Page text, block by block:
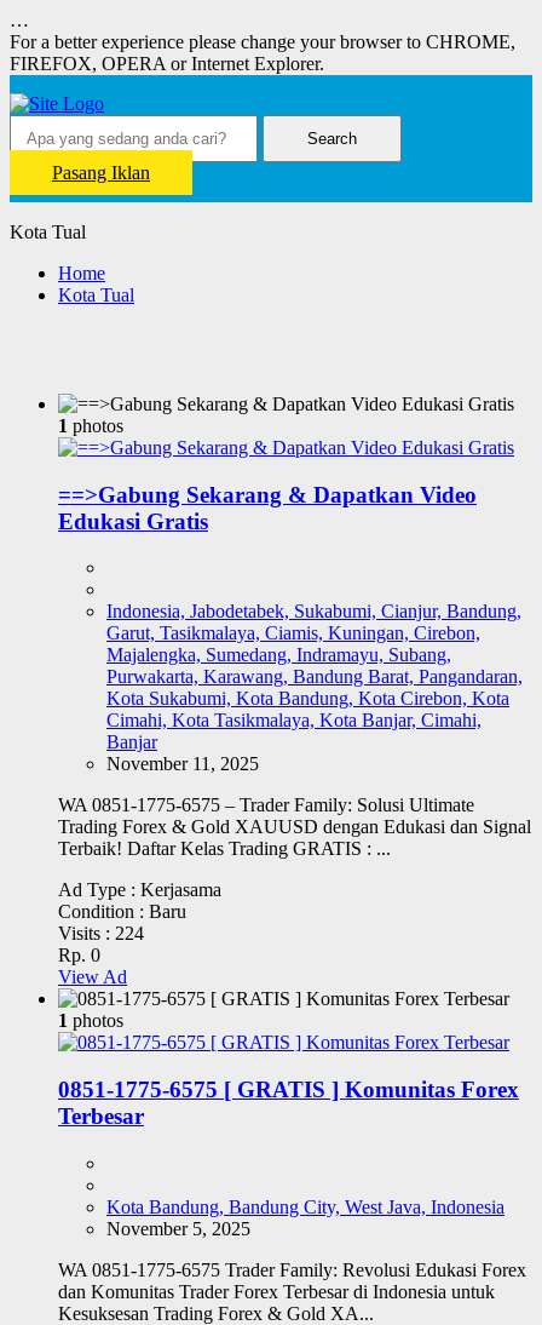
…
For a better experience please change your browser to CHROME,
FIREFOX, OPERA or Internet Explorer.
Search
Pasang Iklan
Kota Tual
Home
Kota Tual
1 photos
==>Gabung Sekarang & Dapatkan Video
Edukasi Gratis
Indonesia, Jabodetabek, Sukabumi, Cianjur, Bandung,
Garut, Tasikmalaya, Ciamis, Kuningan, Cirebon,
Majalengka, Sumedang, Indramayu, Subang,
Purwakarta, Karawang, Bandung Barat, Pangandaran,
Kota Sukabumi, Kota Bandung, Kota Cirebon, Kota
Cimahi, Kota Tasikmalaya, Kota Banjar, Cimahi,
Banjar
November 11, 2025
WA 0851-1775-6575 – Trader Family: Solusi Ultimate
Trading Forex & Gold XAUUSD dengan Edukasi dan Signal
Terbaik! Daftar Kelas Trading GRATIS : ...
Ad Type : Kerjasama
Condition : Baru
Visits : 224
Rp. 0
View Ad
1 photos
0851-1775-6575 [ GRATIS ] Komunitas Forex
Terbesar
Kota Bandung, Bandung City, West Java, Indonesia
November 5, 2025
WA 0851-1775-6575 Trader Family: Revolusi Edukasi Forex
dan Komunitas Trader Forex Terbesar di Indonesia untuk
Kesuksesan Trading Forex & Gold XA...